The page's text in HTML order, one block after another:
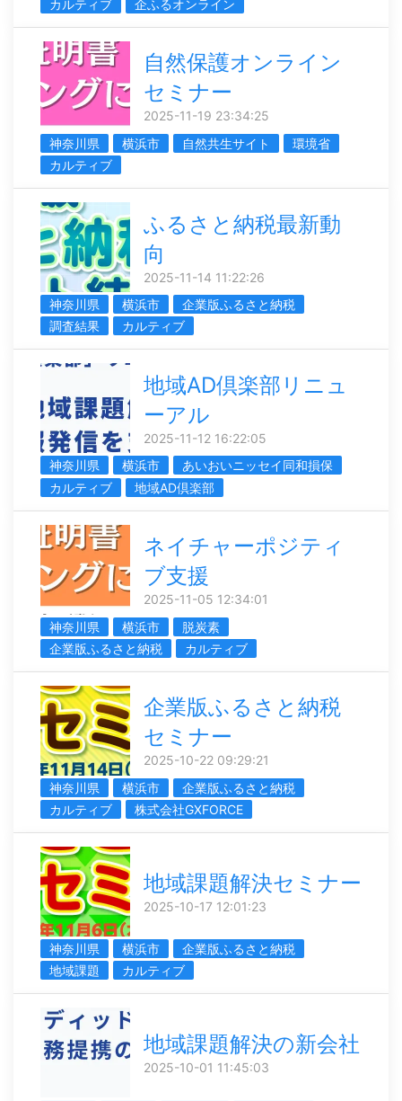
カルティブ
企ふるオンライン
自然保護オンライン
セミナー
2025-11-19 23:34:25
神奈川県
横浜市 自然共生サイト
環境省
カルティブ
ふるさと納税最新動
向
2025-11-14 11:22:26
神奈川県
横浜市
企業版ふるさと納税
調査結果
カルティブ
地域AD倶楽部リニュ
ーアル
2025-11-12 16:22:05
神奈川県
横浜市
あいおいニッセイ同和損保
カルティブ
地域AD倶楽部
ネイチャーポジティ
ブ支援
2025-11-05 12:34:01
神奈川県
横浜市
脱炭素
企業版ふるさと納税
カルティブ
企業版ふるさと納税
セミナー
2025-10-22 09:29:21
神奈川県
横浜市
企業版ふるさと納税
カルティブ
株式会社GXFORCE
地域課題解決セミナー
2025-10-17 12:01:23
神奈川県 横浜市
企業版ふるさと納税
地域課題
カルティブ
地域課題解決の新会社
2025-10-01 11:45:03